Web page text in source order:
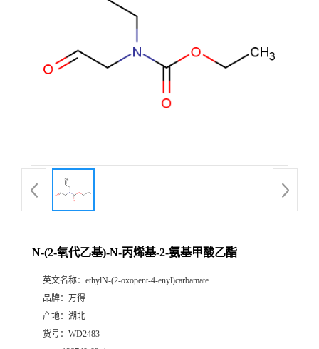
N-(2-氧代乙基)-N-丙烯基-2-氨基甲酸乙酯
英文名称： ethylN-(2-oxopent-4-enyl)carbamate
品牌： 万得
产地： 湖北
货号： WD2483